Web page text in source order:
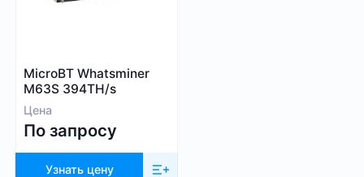
MicroBT Whatsminer
M63S 394TH/s
Цена
По запросу
Узнать цену